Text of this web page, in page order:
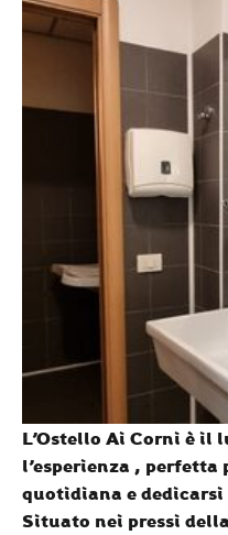
L’Ostello Ai Corni è il l
l’esperienza ,
quotidiana e
Situato nei pressi